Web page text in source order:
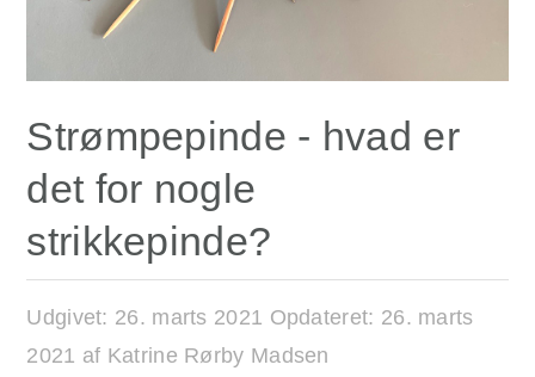
Strømpepinde - hvad er
det for nogle
strikkepinde?
Udgivet: 26. marts 2021 Opdateret: 26. marts
2021 af Katrine Rørby Madsen